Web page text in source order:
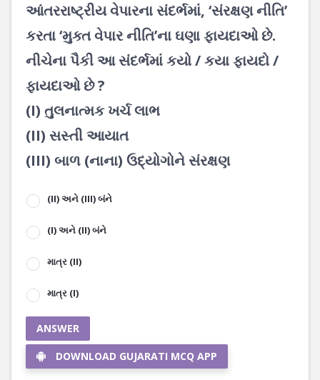
આંતરરાષ્ટ્રીય વેપારના સંદર્ભમાં, ‘સંરક્ષણ નીતિ’
કરતા ‘મુક્ત વેપાર નીતિ’ના ઘણા ફાયદાઓ છે.
નીચેના પૈકી આ સંદર્ભમાં કયો / કયા ફાયદો /
ફાયદાઓ છે ?
(I) તુલનાત્મક ખર્ચ લાભ
(II) સસ્તી આયાત
(III) બાળ (નાના) ઉદ્યોગોને સંરક્ષણ
(II) અને (III) બંને
(I) અને (II) બંને
માત્ર (II)
માત્ર (I)
ANSWER
DOWNLOAD GUJARATI MCQ APP